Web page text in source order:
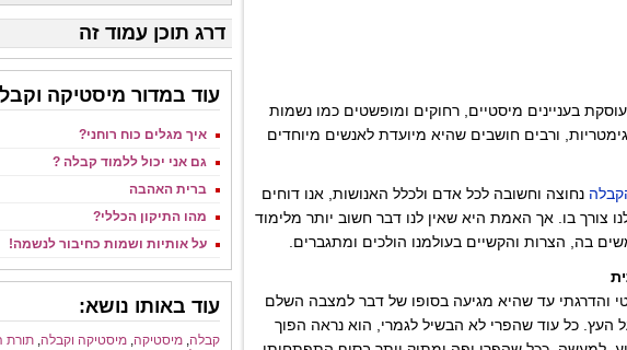
עוסקת בעניינים מיסטיים, רחוקים ומופשטים כמו נשמות
ורבים חושבים שהיא מיועדת לאנשים מיוחדים
נחוצה וחשובה לכל אדם ולכלל האנושות, אנו דוחים
צורך בו. אך האמת היא שאין לנו דבר חשוב יותר מלימוד
בה, הצרות והקשיים בעולמנו הולכים ומתגברים.
והדרגתי עד שהיא מגיעה בסופו של דבר למצבה השלם
העץ. כל עוד שהפרי לא הבשיל לגמרי, הוא נראה הפוך
דרג תוכן עמוד זה
עוד במדור מיסטיקה
איך מגלים כוח רוחני?
גם אני יכול ללמוד קבלה ?
ברית האהבה
מהו התיקון הכללי?
על אותיות ושמות כחיבור לנשמה!
עוד באותו נושא:
קבלה, מיסטיקה, מיסטיקה וקבלה, תורת